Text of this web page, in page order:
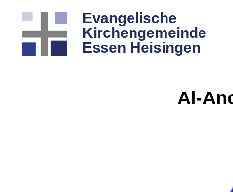
Evangelische
Kirchengemeinde
Essen Heisingen
Al-